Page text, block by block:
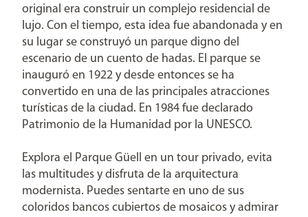
original era construir un complejo residencial de
lujo. Con el tiempo, esta idea fue abandonada y en
su lugar se construyó un parque digno del
escenario de un cuento de hadas. El parque se
inauguró en 1922 y desde entonces se ha
convertido en una de las principales atracciones
turísticas de la ciudad. En 1984 fue declarado
Patrimonio de la Humanidad por la UNESCO.
Explora el Parque Güell en un tour privado, evita
las multitudes y disfruta de la arquitectura
modernista. Puedes sentarte en uno de sus
coloridos bancos cubiertos de mosaicos y admirar